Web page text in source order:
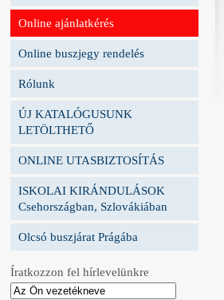
Online ajánlatkérés
Online buszjegy rendelés
Rólunk
ÚJ KATALÓGUSUNK
LETÖLTHETŐ
ONLINE UTASBIZTOSÍTÁS
ISKOLAI KIRÁNDULÁSOK
Csehországban, Szlovákiában
Olcsó buszjárat Prágába
Íratkozzon fel hírlevelünkre